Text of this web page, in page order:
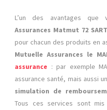
L’un des avantages que
Assurances Matmut 72
pour chacun des produits en
Mutuelle Assurances le
assurance : par exemple
assurance santé, mais aussi
simulation de
Tous ces services sont